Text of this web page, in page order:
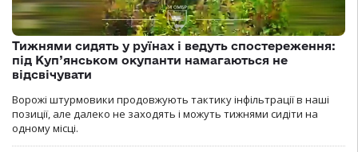
Тижнями сидять у руїнах і ведуть спостереження:
під Куп’янськом окупанти намагаються не
відсвічувати
Ворожі штурмовики продовжують тактику інфільтрації в наші
позиції, але далеко не заходять і можуть тижнями сидіти на
одному місці.